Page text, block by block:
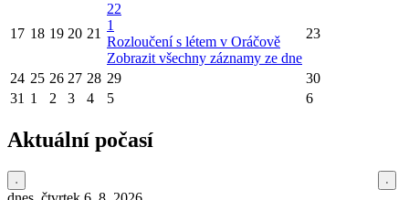
17 18 19 20 21
22
1
Rozloučení s létem v Oráčově
Zobrazit všechny záznamy ze dne
23
24 25 26 27 28 29
30
31 1 2 3 4 5 6
Aktuální počasí